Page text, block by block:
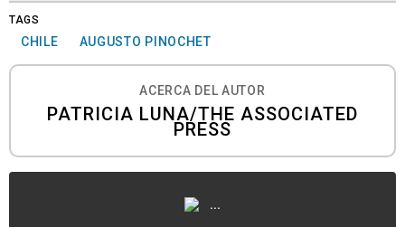
TAGS
CHILE AUGUSTO PINOCHET
ACERCA DEL AUTOR
PATRICIA LUNA/THE ASSOCIATED
PRESS
...